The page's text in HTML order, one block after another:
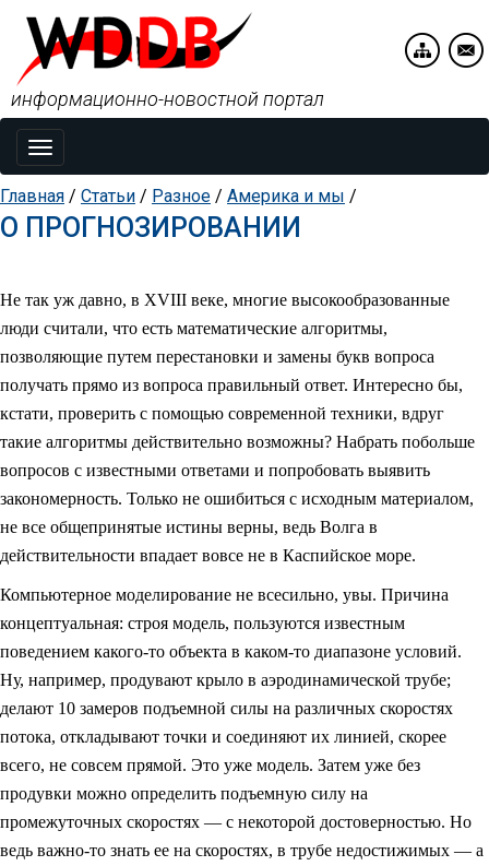
Toggle
navigation
информационно-новостной портал
Главная / Статьи / Разное / Америка и мы /
О ПРОГНОЗИРОВАНИИ
Не так уж давно, в XVIII веке, многие высокообразованные
люди считали, что есть математические алгоритмы,
позволяющие путем перестановки и замены букв вопроса
получать прямо из вопроса правильный ответ. Интересно бы,
кстати, проверить с помощью современной техники, вдруг
такие алгоритмы действительно возможны? Набрать побольше
вопросов с известными ответами и попробовать выявить
закономерность. Только не ошибиться с исходным материалом,
не все общепринятые истины верны, ведь Волга в
действительности впадает вовсе не в Каспийское море.
Компьютерное моделирование не всесильно, увы. Причина
концептуальная: строя модель, пользуются известным
поведением какого-то объекта в каком-то диапазоне условий.
Ну, например, продувают крыло в аэродинамической трубе;
делают 10 замеров подъемной силы на различных скоростях
потока, откладывают точки и соединяют их линией, скорее
всего, не совсем прямой. Это уже модель. Затем уже без
продувки можно определить подъемную силу на
промежуточных скоростях — с некоторой достоверностью. Но
ведь важно-то знать ее на скоростях, в трубе недостижимых — а